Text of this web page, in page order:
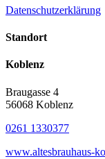
Datenschutzerklärung
Standort
Koblenz
Braugasse 4
56068 Koblenz
0261 1330377
www.altesbrauhaus-